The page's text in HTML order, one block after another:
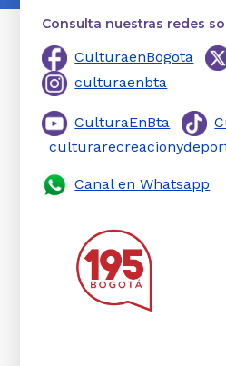
Consulta nuestras redes
CulturaenBogota
culturaenbta
CulturaEnBta
Canal en Whatsapp